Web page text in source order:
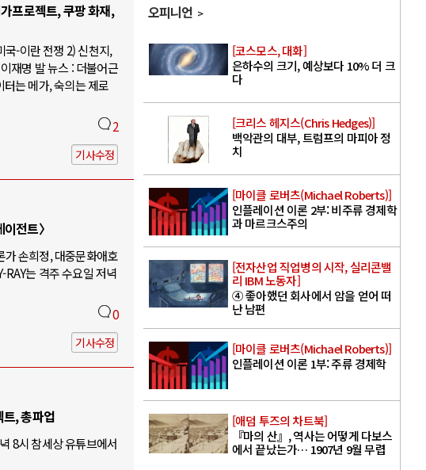
프로젝트, 쿠팡 화재,
국-이란 전쟁 2) 신천지,
재명 발 뉴스 : 더불어근
는 메가, 숙의는 제로
2
기사수정
전트〉
손희정, 대중문화애호
는 격주 수요일 저녁
0
기사수정
, 총파업
8시 참세상 유튜브에서
오피니언
[코스모스, 대화]
은하수의 크기, 예상보다 10% 더 크
다
[크리스 헤지스(Chris Hedges)]
백악관의 대부, 트럼프의 마피아 정
치
[마이클 로버츠(Michael Roberts)]
인플레이션 이론 2부: 비주류 경제학
과 마르크스주의
[전자산업 직업병의 시작, 실리콘밸
리 IBM 노동자]
④ 좋아했던 회사에서 암을 얻어 떠
난 남편
[마이클 로버츠(Michael Roberts)]
인플레이션 이론 1부: 주류 경제학
[애덤 투즈의 차트북]
『마의 산』, 역사는 어떻게 다보스
에서 끝났는가… 1907년 9월 무렵